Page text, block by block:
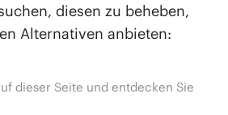
diesen zu beheben,
Alternativen anbieten:
dieser Seite und entdecken Sie